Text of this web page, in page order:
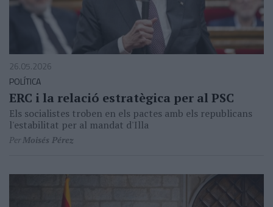
26.05.2026
POLÍTICA
ERC i la relació estratègica per al PSC
Els socialistes troben en els pactes amb els republicans
l'estabilitat per al mandat d'Illa
PerMoisés Pérez